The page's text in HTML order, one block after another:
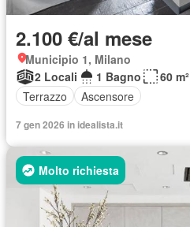
2.100 €/al mese
Municipio 1, Milano
2 Locali
1 Bagno
60 m²
Terrazzo
Ascensore
7 gen 2026 in idealista.it
Molto richiesta